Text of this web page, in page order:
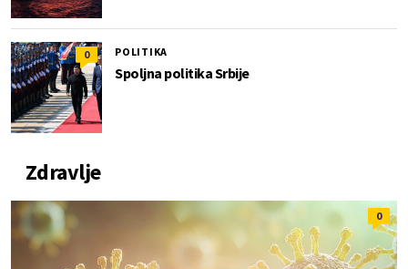
0 POLITIKA
Spoljna politika Srbije
Zdravlje
0